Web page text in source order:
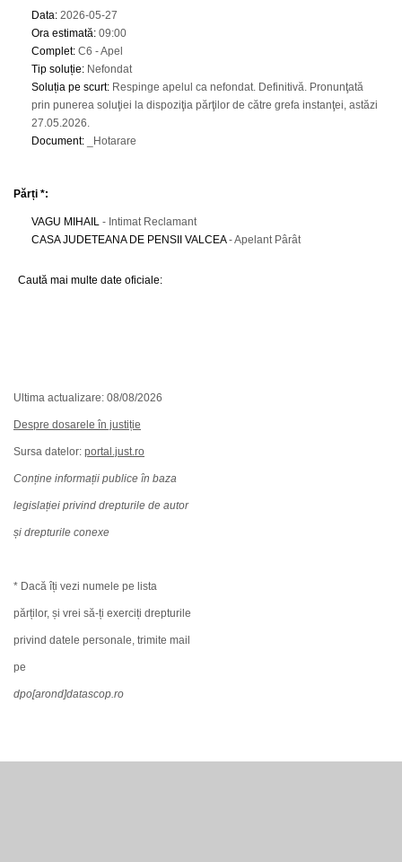
Data: 2026-05-27
Ora estimată: 09:00
Complet: C6 - Apel
Tip soluție: Nefondat
Soluția pe scurt: Respinge apelul ca nefondat. Definitivă. Pronunţată
prin punerea soluţiei la dispoziţia părţilor de către grefa instanţei, astăzi
27.05.2026.
Document: _Hotarare
Părți *:
VAGU MIHAIL - Intimat Reclamant
CASA JUDETEANA DE PENSII VALCEA- Apelant Pârât
Caută mai multe date oficiale:
Ultima actualizare: 08/08/2026
Despre dosarele în justiție
Sursa datelor: portal.just.ro
Conține informații publice în baza
legislației privind drepturile de autor
și drepturile conexe
* Dacă îți vezi numele pe lista
părților, și vrei să-ți exerciți drepturile
privind datele personale, trimite mail
pe
dpo[arond]datascop.ro